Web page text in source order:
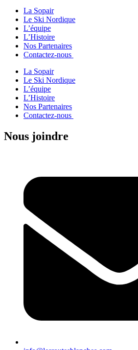
La Sopair
Le Ski Nordique
L’équipe
L’Histoire
Nos Partenaires
Contactez-nous
La Sopair
Le Ski Nordique
L’équipe
L’Histoire
Nos Partenaires
Contactez-nous
Nous joindre